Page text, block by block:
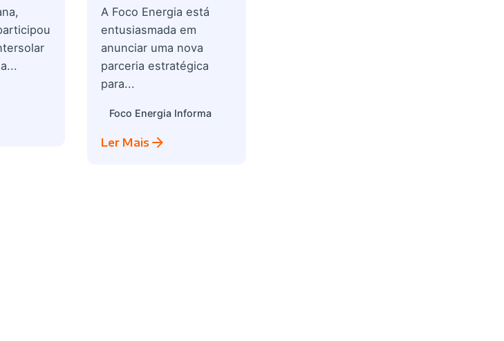
A Foco Energia está
entusiasmada em
anunciar uma nova
parceria estratégica
para...
Foco Energia Informa
Ler Mais